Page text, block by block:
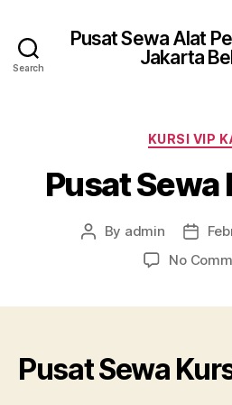
Search
Pusat Sewa Alat
Jakarta
KURSI VIP
Pusat Sewa
Post
By admin
Post
date
No
Pusat Sewa